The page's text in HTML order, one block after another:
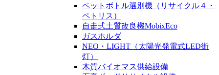
ペットボトル選別機（リサイクル４・
ペトリス）
自走式土質改良機MobixEco
ガスホルダ
NEO・LIGHT（太陽光発電式LED街
灯）
木質バイオマス供給設備